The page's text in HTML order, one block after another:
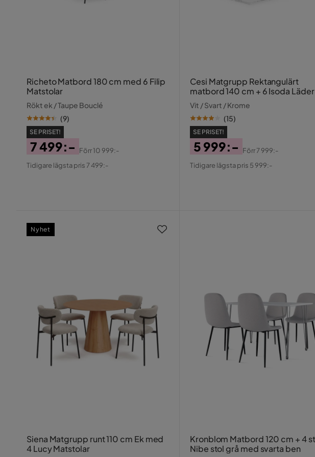
Richeto Matbord 180 cm med 6 Filip
Matstolar
Rökt ek / Taupe Bouclé
(9)
SE PRISET!
Pris
7 499:-
Original
Förr10 999:-
Tidigare lägsta pris 7 499:-
Cesi Matgrupp Rektangulärt
matbord 140 cm + 6 Isoda Läder
Marstolar
Vit / Svart / Krome
(15)
SE PRISET!
Pris
5 999:-
Original
Förr7 999:-
Tidigare lägsta pris 5 999:-
Siena Matgrupp runt 110 cm Ek med
4 Lucy Matstolar
Nyhet
Kronblom Matbord 120 cm + 4 st
Nibe stol grå med svarta ben